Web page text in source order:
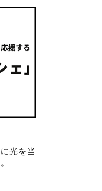
光を当